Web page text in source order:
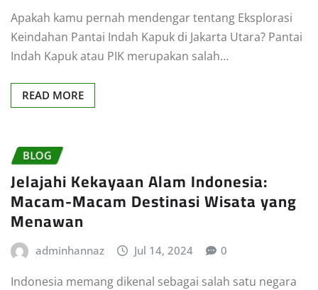
Apakah kamu pernah mendengar tentang Eksplorasi
Keindahan Pantai Indah Kapuk di Jakarta Utara? Pantai
Indah Kapuk atau PIK merupakan salah…
READ MORE
BLOG
Jelajahi Kekayaan Alam Indonesia:
Macam-Macam Destinasi Wisata yang
Menawan
adminhannaz Jul 14, 2024 0
Indonesia memang dikenal sebagai salah satu negara